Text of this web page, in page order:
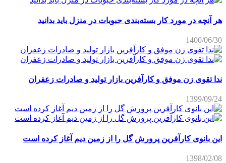
هر آنچه در مورد کار بسته‌بندی حبوبات در منزل باید بدانید
1400/06/30
ندا تقوی زن موفق و کارآفرین بازار تولید و صادرات زعفران
1399/09/24
این بانوی کارآفرین پرورش گل را از زمین دیم آغاز کرده است
1398/02/08